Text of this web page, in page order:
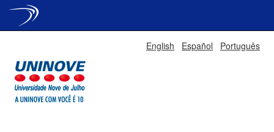
English Español Português